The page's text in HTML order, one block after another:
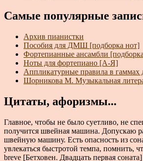
Самые популярные
Архив пианистки
Пособия для ДМШ [подборка нот]
Фортепианные ансамбли
Ноты для фортепиано [А-Я]
Аппликатурные правила в гаммах
Шорникова М. Музыкальная
Цитаты, афоризмы...
Главное, чтобы не было суетливо, не
получится швейная машина. Допускаю
швейную машину. Есть опасность из
увлекаться быстротой темпа, помнить,
breve [Бетховен. Двадцать первая